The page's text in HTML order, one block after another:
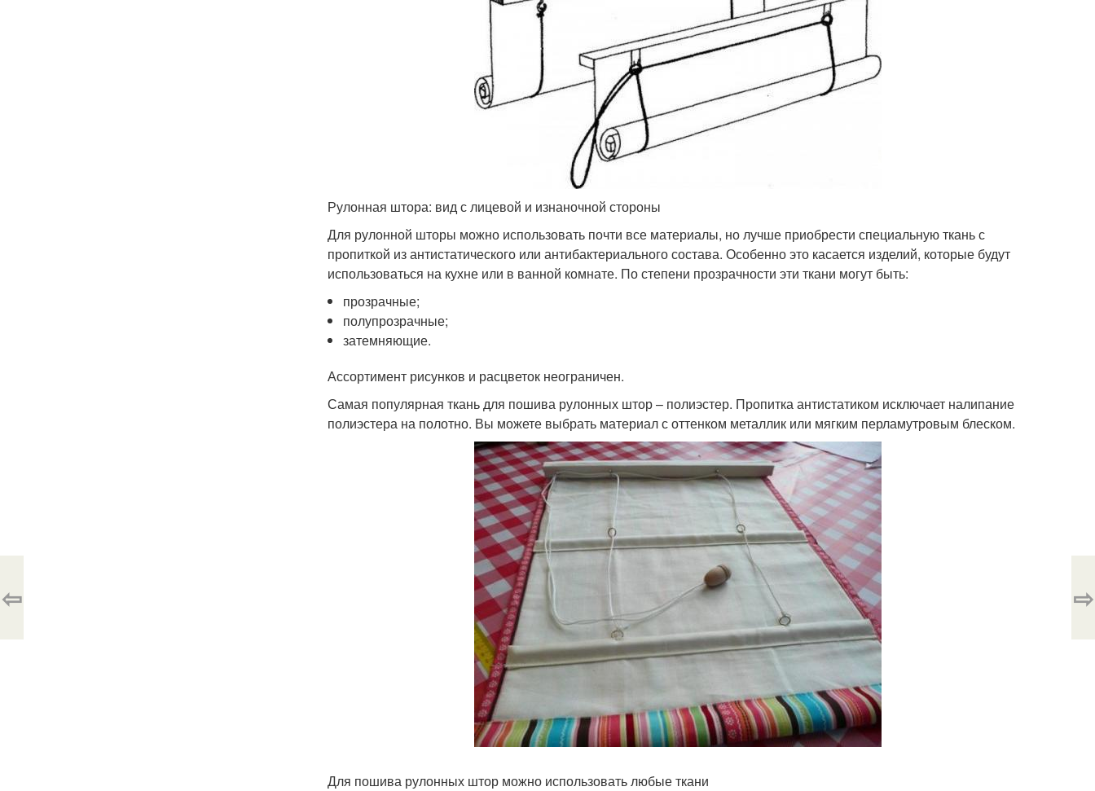
Рулонная штора: вид с лицевой и изнаночной стороны
Для рулонной шторы можно использовать почти все материалы, но лучше приобрести специальную ткань с
пропиткой из антистатического или антибактериального состава. Особенно это касается изделий, которые будут
использоваться на кухне или в ванной комнате. По степени прозрачности эти ткани могут быть:
прозрачные;
полупрозрачные;
затемняющие.
Ассортимент рисунков и расцветок неограничен.
Самая популярная ткань для пошива рулонных штор – полиэстер. Пропитка антистатиком исключает налипание
полиэстера на полотно. Вы можете выбрать материал с оттенком металлик или мягким перламутровым блеском.
Для пошива рулонных штор можно использовать любые ткани
⇦ ⇨